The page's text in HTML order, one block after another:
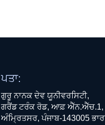
ਪਤਾ:
ਗੁਰੂ ਨਾਨਕ ਦੇਵ ਯੂਨੀਵਰਸਿਟੀ,
ਗਰੈਂਡ ਟਰੰਕ ਰੋਡ, ਆਫ਼ ਐੱਨ.ਐੱਚ.1,
ਅੰਮ੍ਰਿਤਸਰ, ਪੰਜਾਬ-143005